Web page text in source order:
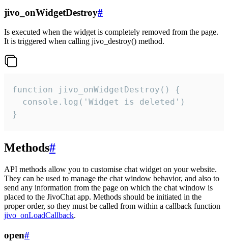
jivo_onWidgetDestroy#
Is executed when the widget is completely removed from the page.
It is triggered when calling jivo_destroy() method.
function jivo_onWidgetDestroy() {
  console.log('Widget is deleted')
}
Methods#
API methods allow you to customise chat widget on your website.
They can be used to manage the chat window behavior, and also to
send any information from the page on which the chat window is
placed to the JivoChat app. Methods should be initiated in the
proper order, so they must be called from within a callback function
jivo_onLoadCallback.
open#